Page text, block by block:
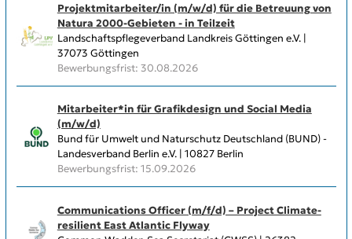
Projektmitarbeiter/in (m/w/d) für die Betreuung von
Natura 2000-Gebieten - in Teilzeit
Landschaftspflegeverband Landkreis Göttingen e.V. |
37073 Göttingen
Bewerbungsfrist: 30.08.2026
Mitarbeiter*in für Grafikdesign und Social Media
(m/w/d)
Bund für Umwelt und Naturschutz Deutschland (BUND) -
Landesverband Berlin e.V. | 10827 Berlin
Bewerbungsfrist: 15.09.2026
Communications Officer (m/f/d) – Project Climate-
resilient East Atlantic Flyway